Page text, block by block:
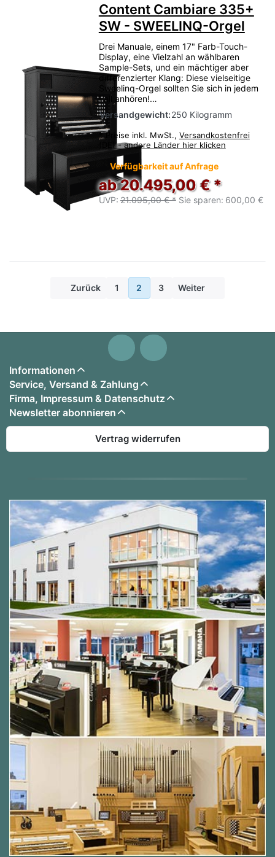
Content Cambiare 335+
SW - SWEELINQ-Orgel
Drei Manuale, einem 17" Farb-Touch-
Display, eine Vielzahl an wählbaren
Sample-Sets, und ein mächtiger aber
differenzierter Klang: Diese vielseitige
Sweelinq-Orgel sollten Sie sich in jedem
Fall anhören!…
Versandgewicht:250 Kilogramm
* Preise inkl. MwSt., Versandkostenfrei
(DE) - andere Länder hier klicken
Verfügbarkeit auf Anfrage
ab 20.495,00 € *
UVP: 21.095,00 € * Sie sparen: 600,00 €
Zurück 1 2 3 Weiter
Informationen
Service, Versand & Zahlung
Firma, Impressum & Datenschutz
Newsletter abonnieren
Vertrag widerrufen